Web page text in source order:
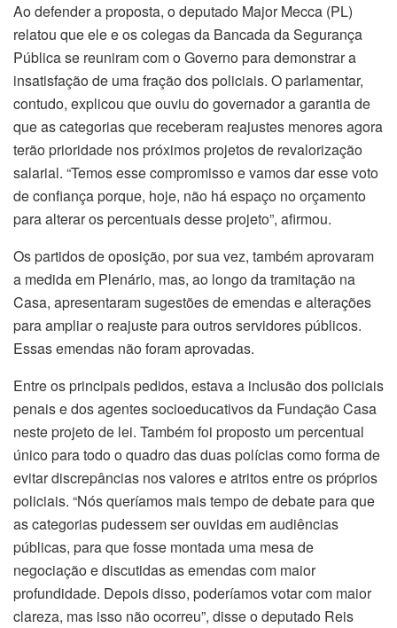
Ao defender a proposta, o deputado Major Mecca (PL)
relatou que ele e os colegas da Bancada da Segurança
Pública se reuniram com o Governo para demonstrar a
insatisfação de uma fração dos policiais. O parlamentar,
contudo, explicou que ouviu do governador a garantia de
que as categorias que receberam reajustes menores agora
terão prioridade nos próximos projetos de revalorização
salarial. “Temos esse compromisso e vamos dar esse voto
de confiança porque, hoje, não há espaço no orçamento
para alterar os percentuais desse projeto”, afirmou.
Os partidos de oposição, por sua vez, também aprovaram
a medida em Plenário, mas, ao longo da tramitação na
Casa, apresentaram sugestões de emendas e alterações
para ampliar o reajuste para outros servidores públicos.
Essas emendas não foram aprovadas.
Entre os principais pedidos, estava a inclusão dos policiais
penais e dos agentes socioeducativos da Fundação Casa
neste projeto de lei. Também foi proposto um percentual
único para todo o quadro das duas polícias como forma de
evitar discrepâncias nos valores e atritos entre os próprios
policiais. “Nós queríamos mais tempo de debate para que
as categorias pudessem ser ouvidas em audiências
públicas, para que fosse montada uma mesa de
negociação e discutidas as emendas com maior
profundidade. Depois disso, poderíamos votar com maior
clareza, mas isso não ocorreu”, disse o deputado Reis